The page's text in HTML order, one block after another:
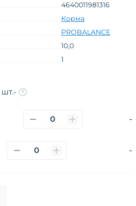
шт.-
-
-
4640011981316
Корма
PROBALANCE
10,0
1
Покупателям